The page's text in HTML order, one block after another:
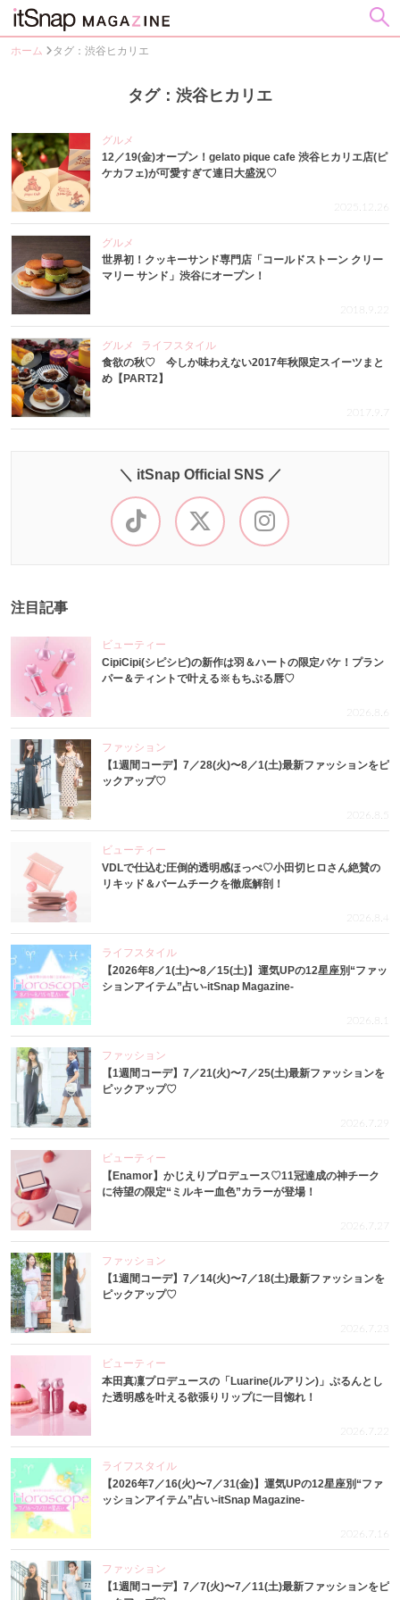
ホーム タグ：渋谷ヒカリエ
タグ：渋谷ヒカリエ
グルメ
12／19(金)オープン！gelato pique cafe 渋谷ヒカリエ店(ピ
ケカフェ)が可愛すぎて連日大盛況♡
2025.12.26
グルメ
世界初！クッキーサンド専門店「コールドストーン クリー
マリー サンド」渋谷にオープン！
2018.9.22
グルメ
ライフスタイル
食欲の秋♡ 今しか味わえない2017年秋限定スイーツまと
め【PART2】
2017.9.7
＼ itSnap Official SNS ／
注目記事
ビューティー
CipiCipi(シピシピ)の新作は羽＆ハートの限定パケ！プラン
パー＆ティントで叶える※もちぷる唇♡
2026.8.6
ファッション
【1週間コーデ】7／28(火)〜8／1(土)最新ファッションをピ
ックアップ♡
2026.8.5
ビューティー
VDLで仕込む圧倒的透明感ほっぺ♡小田切ヒロさん絶賛の
リキッド＆バームチークを徹底解剖！
2026.8.4
ライフスタイル
【2026年8／1(土)〜8／15(土)】運気UPの12星座別“ファッ
ションアイテム”占い-itSnap Magazine-
2026.8.1
ファッション
【1週間コーデ】7／21(火)〜7／25(土)最新ファッションを
ピックアップ♡
2026.7.29
ビューティー
【Enamor】かじえりプロデュース♡11冠達成の神チーク
に待望の限定“ミルキー血色”カラーが登場！
2026.7.27
ファッション
【1週間コーデ】7／14(火)〜7／18(土)最新ファッションを
ピックアップ♡
2026.7.23
ビューティー
本田真凜プロデュースの「Luarine(ルアリン)」ぷるんとし
た透明感を叶える欲張りリップに一目惚れ！
2026.7.22
ライフスタイル
【2026年7／16(火)〜7／31(金)】運気UPの12星座別“ファ
ッションアイテム”占い-itSnap Magazine-
2026.7.16
ファッション
【1週間コーデ】7／7(火)〜7／11(土)最新ファッションをピ